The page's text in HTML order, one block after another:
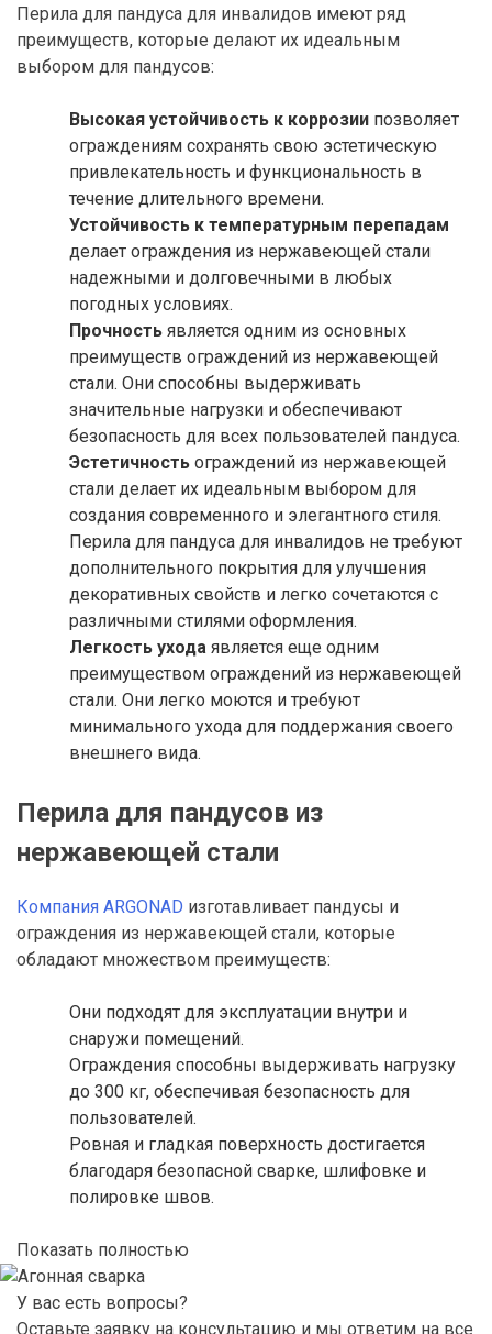
Перила для пандуса для инвалидов имеют ряд
преимуществ, которые делают их идеальным
выбором для пандусов:
Высокая устойчивость к коррозии позволяет
ограждениям сохранять свою эстетическую
привлекательность и функциональность в
течение длительного времени.
Устойчивость к температурным перепадам
делает ограждения из нержавеющей стали
надежными и долговечными в любых
погодных условиях.
Прочность является одним из основных
преимуществ ограждений из нержавеющей
стали. Они способны выдерживать
значительные нагрузки и обеспечивают
безопасность для всех пользователей пандуса.
Эстетичность ограждений из нержавеющей
стали делает их идеальным выбором для
создания современного и элегантного стиля.
Перила для пандуса для инвалидов не требуют
дополнительного покрытия для улучшения
декоративных свойств и легко сочетаются с
различными стилями оформления.
Легкость ухода является еще одним
преимуществом ограждений из нержавеющей
стали. Они легко моются и требуют
минимального ухода для поддержания своего
внешнего вида.
Перила для пандусов из
нержавеющей стали
Компания ARGONAD изготавливает пандусы и
ограждения из нержавеющей стали, которые
обладают множеством преимуществ:
Они подходят для эксплуатации внутри и
снаружи помещений.
Ограждения способны выдерживать нагрузку
до 300 кг, обеспечивая безопасность для
пользователей.
Ровная и гладкая поверхность достигается
благодаря безопасной сварке, шлифовке и
полировке швов.
Показать полностью
У вас есть вопросы?
Оставьте заявку на консультацию и мы ответим на все